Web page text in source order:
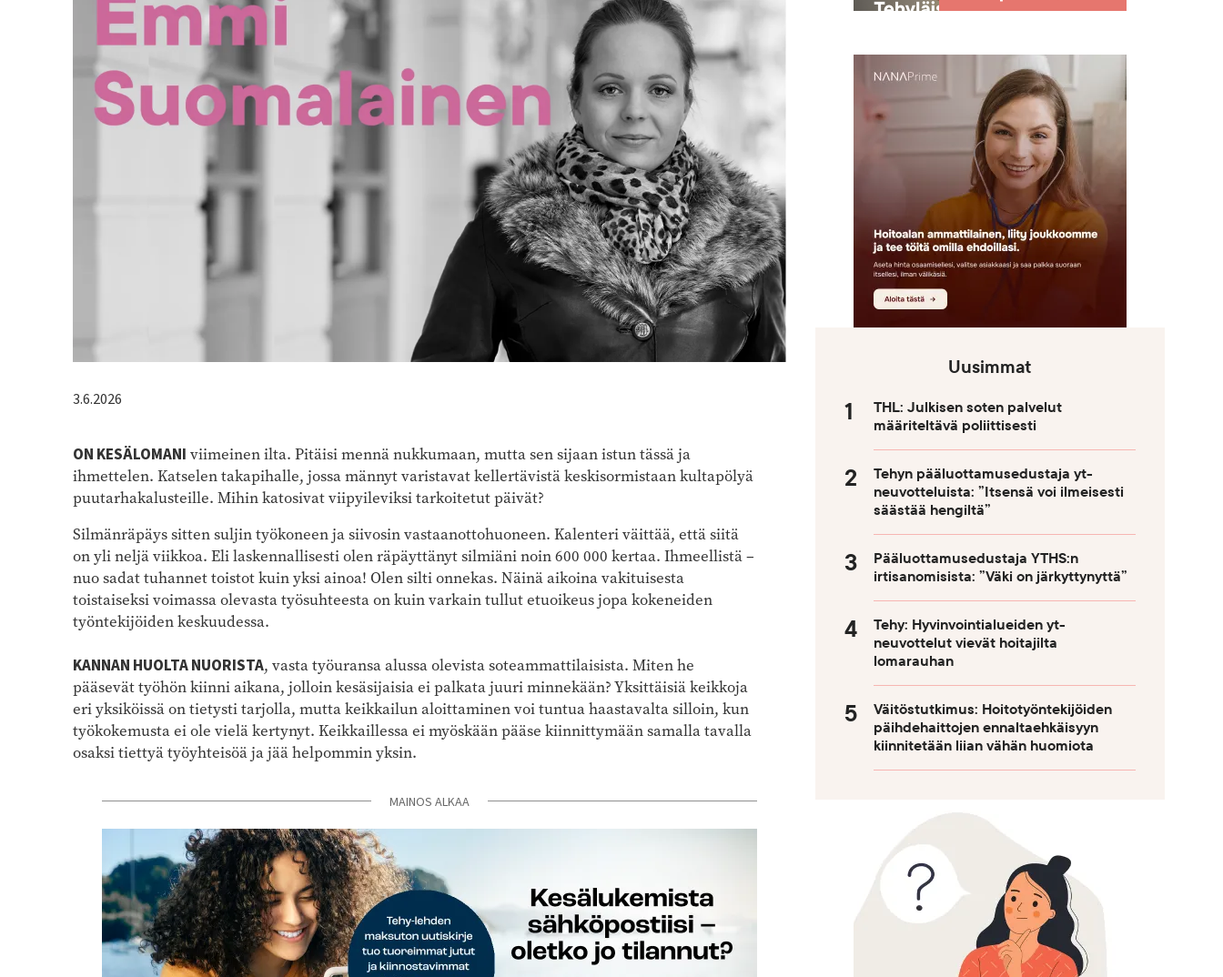
3.6.2026
ON KESÄLOMANI viimeinen ilta. Pitäisi mennä nukkumaan, mutta sen sijaan istun tässä ja
ihmettelen. Katselen takapihalle, jossa männyt varistavat kellertävistä keskisormistaan kultapölyä
puutarhakalusteille. Mihin katosivat viipyileviksi tarkoitetut päivät?
Silmänräpäys sitten suljin työkoneen ja siivosin vastaanottohuoneen. Kalenteri väittää, että siitä
on yli neljä viikkoa. Eli laskennallisesti olen räpäyttänyt silmiäni noin 600 000 kertaa. Ihmeellistä –
nuo sadat tuhannet toistot kuin yksi ainoa! Olen silti onnekas. Näinä aikoina vakituisesta
toistaiseksi voimassa olevasta työsuhteesta on kuin varkain tullut etuoikeus jopa kokeneiden
työntekijöiden keskuudessa.
KANNAN HUOLTA NUORISTA, vasta työuransa alussa olevista soteammattilaisista. Miten he
pääsevät työhön kiinni aikana, jolloin kesäsijaisia ei palkata juuri minnekään? Yksittäisiä keikkoja
eri yksiköissä on tietysti tarjolla, mutta keikkailun aloittaminen voi tuntua haastavalta silloin, kun
työkokemusta ei ole vielä kertynyt. Keikkaillessa ei myöskään pääse kiinnittymään samalla tavalla
osaksi tiettyä työyhteisöä ja jää helpommin yksin.
MAINOS ALKAA
Uusimmat
THL: Julkisen soten palvelut
määriteltävä poliittisesti
Tehyn pääluottamusedustaja yt-
neuvotteluista: ”Itsensä voi ilmeisesti
säästää hengiltä”
Pääluottamusedustaja YTHS:n
irtisanomisista: ”Väki on järkyttynyttä”
Tehy: Hyvinvointialueiden yt-
neuvottelut vievät hoitajilta
lomarauhan
Väitöstutkimus: Hoitotyöntekijöiden
päihdehaittojen ennaltaehkäisyyn
kiinnitetään liian vähän huomiota